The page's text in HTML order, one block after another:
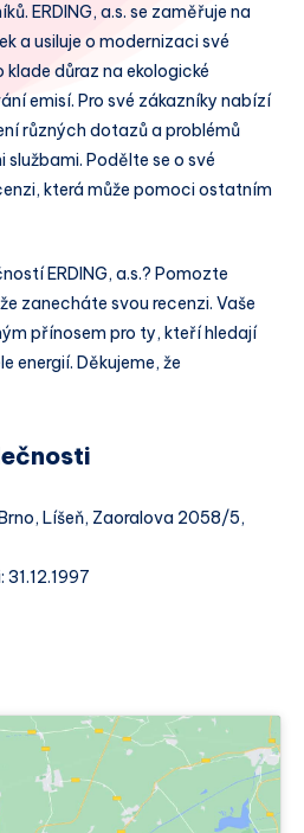
ERDING, a.s. se zaměřuje na
a usiluje o modernizaci své
důraz na ekologické
emisí. Pro své zákazníky nabízí
různých dotazů a problémů
Podělte se o své
která může pomoci ostatním
ERDING, a.s.? Pomozte
zanecháte svou recenzi. Vaše
přínosem pro ty, kteří hledají
energií. Děkujeme, že
Líšeň, Zaoralova 2058/5,